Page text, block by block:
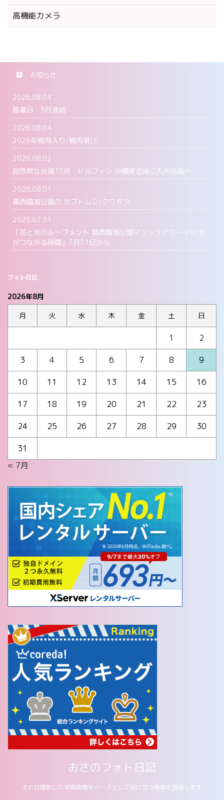
高機能カメラ
お知らせ
2026.08.04
酷暑日 5日連続
2026.08.04
2026年梅雨入り/梅雨明け
2026.08.02
超危険な台風13号 ドルフィン 沖縄接近後に九州方面へ
2026.08.01
葛西臨海公園の カブトムシ/クワガタ
2026.07.31
「花と光のムーブメント 葛西臨海公園マジックアワー いのち
がつながる時間」7月31日から
フォト日記
2026年8月
月
火 水 木 金 土 日
1
2
3
4 5 6 7 8
9
10
11 12 13 14 15
16
17
18 19 20 21 22
23
24
25 26 27 28 29
30
31
« 7月
おさのフォト日記
その日撮影した写真画像をベースとして役に立つ情報を提供します